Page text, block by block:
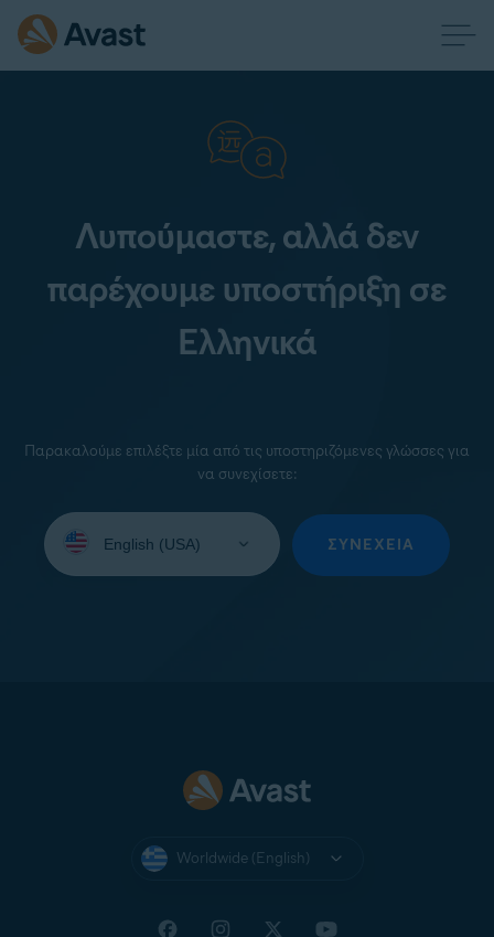
Λυπούμαστε, αλλά δεν
παρέχουμε υποστήριξη σε
Ελληνικά
Παρακαλούμε επιλέξτε μία από τις υποστηριζόμενες γλώσσες για
να συνεχίσετε:
your
ΣΥΝΈΧΕΙΑ
Worldwide (English)